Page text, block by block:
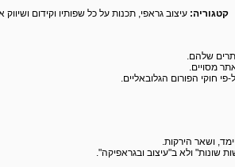
קטגוריה: עיצוב גראפי, תכנות על כל שפותיו וקידום ושיווק
שלהם.
מסויים.
חוקי הפורום הגלובאליים.
ושאר הירקות.
שונות" ולא ב"עיצוב ובגראפיקה".